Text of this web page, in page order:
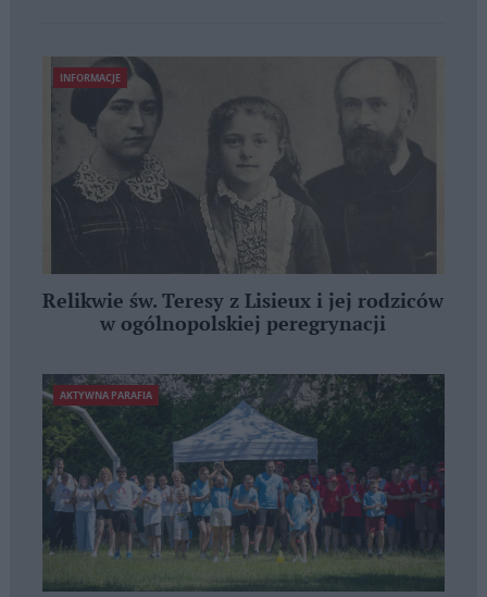
INFORMACJE
Relikwie św. Teresy z Lisieux i jej rodziców
w ogólnopolskiej peregrynacji
AKTYWNA PARAFIA